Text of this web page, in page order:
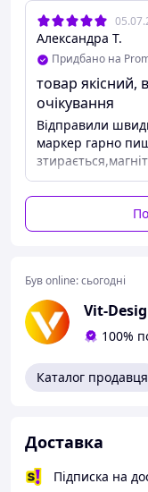
холодильника; до
прикріпити за
магнітної стрічки;
– поверхня “пиши-
на магнітному
– стирати записи
серветкою.
плануйте без
Александра Т.
Придбано на
товар якісний,
очікування
Відправили
маркер гарно
Був online:сьогодні
100%
Каталог продавця
Доставка
Підписка на